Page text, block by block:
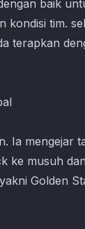
baik
kondisi tim.
terapkan
Ia mengejar
ke musuh
Golden